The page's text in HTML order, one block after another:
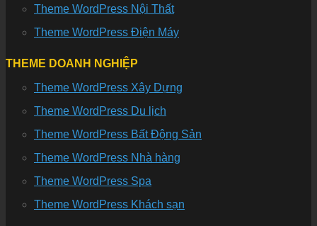
Theme WordPress Nội Thất
Theme WordPress Điện Máy
THEME DOANH NGHIỆP
Theme WordPress Xây Dựng
Theme WordPress Du lịch
Theme WordPress Bất Động Sản
Theme WordPress Nhà hàng
Theme WordPress Spa
Theme WordPress Khách sạn